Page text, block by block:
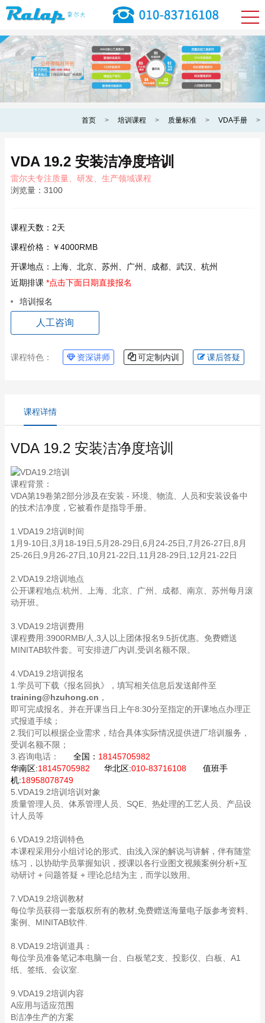
首页 > 培训课程 > 质量标准 > VDA手册 >
VDA 19.2 安装洁净度培训
雷尔夫专注质量、研发、生产领域课程
浏览量： 3100
课程天数： 2天
课程价格： ￥4000RMB
开课地点：
上海、北京、苏州、广州、成都、武汉、杭州
近期排课 *点击下面日期直接报名
培训报名
人工咨询
课程特色： 资深讲师 可定制内训 课后答疑
课程详情
VDA 19.2 安装洁净度培训
课程背景：
VDA第19卷第2部分涉及在安装 - 环境、物流、人员和安装设备中
的技术洁净度，它被看作是指导手册。
1.VDA19.2培训时间
1月9-10日,3月18-19日,5月28-29日,6月24-25日,7月26-27日,8月
25-26日,9月26-27日,10月21-22日,11月28-29日,12月21-22日
2.VDA19.2培训地点
公开课程地点:杭州、上海、北京、广州、成都、南京、苏州每月滚
动开班。
3.VDA19.2培训费用
课程费用:3900RMB/人,3人以上团体报名9.5折优惠。免费赠送
MINITAB软件套。可安排进厂内训,受训名额不限。
4.VDA19.2培训报名
1.学员可下载《报名回执》，填写相关信息后发送邮件至
training@hzuhong.cn ，
即可完成报名。并在开课当日上午8:30分至指定的开课地点办理正
式报道手续；
2.我们可以根据企业需求，结合具体实际情况提供进厂培训服务，
受训名额不限；
3.咨询电话：
全国： 18145705982
华南区:18145705982 华北区:010-83716108 值班手
机:18958078749
5.VDA19.2培训培训对象
质量管理人员、体系管理人员、SQE、热处理的工艺人员、产品设
计人员等
6.VDA19.2培训特色
本课程采用分小组讨论的形式、由浅入深的解说与讲解，伴有随堂
练习，以协助学员掌握知识，授课以各行业图文视频案例分析+互
动研讨 + 问题答疑 + 理论总结为主，而学以致用。
7.VDA19.2培训教材
每位学员获得一套版权所有的教材,免费赠送海量电子版参考资料、
案例、MINITAB软件.
8.VDA19.2培训道具：
每位学员准备笔记本电脑一台、白板笔2支、投影仪、白板、A1
纸、签纸、会议室.
9.VDA19.2培训内容
A应用与适应范围
B洁净生产的方案